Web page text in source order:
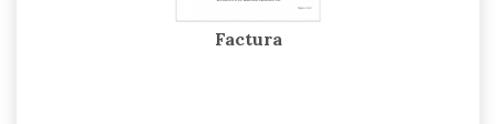
Factura